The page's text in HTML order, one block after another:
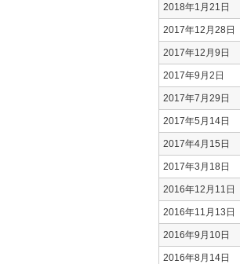
2018年1月21日
2017年12月28日
2017年12月9日
2017年9月2日
2017年7月29日
2017年5月14日
2017年4月15日
2017年3月18日
2016年12月11日
2016年11月13日
2016年9月10日
2016年8月14日